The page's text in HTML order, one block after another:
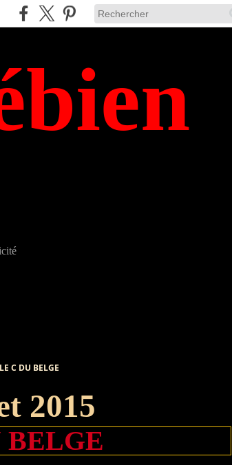
LE C DU BELGE
2015
BELGE